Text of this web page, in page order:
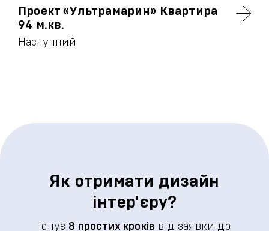
Проект «Ультрамарин» Квартира
94 м.кв.
Наступний
Як отримати дизайн
інтер'єру?
Існує 8 простих кроків від заявки до